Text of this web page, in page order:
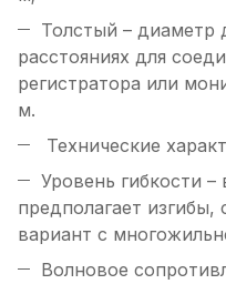
Толстый – диаметр
расстояниях для
регистратора или
м.
Технические
Уровень гибкости
предполагает изгибы,
вариант с
Волновое